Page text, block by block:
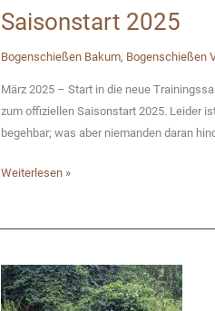
Saisonstart 2025
Bogenschießen Bakum, Bogenschießen
März 2025 – Start in die neue
zum offiziellen Saisonstart 2025. Leider
begehbar; was aber niemanden daran
Saisonstart
Weiterlesen »